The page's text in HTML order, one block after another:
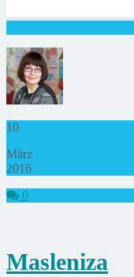
10
März
2016
0
Masleniza